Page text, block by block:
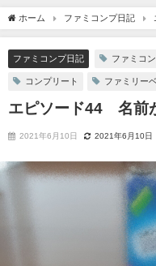
ホーム ファミコンプ日記
ファミコンプ日記 ファミコ
コンプリート ファミリー
エピソード44 名前
2021年6月10日 2021年6月10日